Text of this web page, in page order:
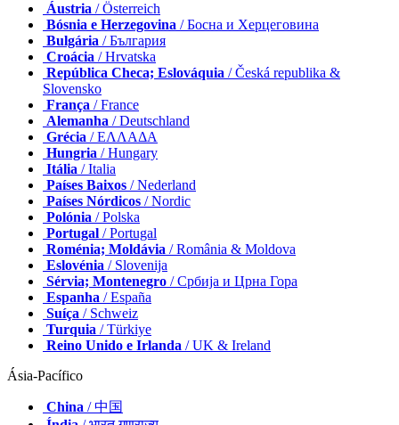
Áustria / Österreich
Bósnia e Herzegovina / Босна и Херцеговина
Bulgária / България
Croácia / Hrvatska
República Checa; Eslováquia / Česká republika &
Slovensko
França / France
Alemanha / Deutschland
Grécia / ΕΛΛΑΔΑ
Hungria / Hungary
Itália / Italia
Países Baixos / Nederland
Países Nórdicos / Nordic
Polónia / Polska
Portugal / Portugal
Roménia; Moldávia / România & Moldova
Eslovénia / Slovenija
Sérvia; Montenegro / Србија и Црна Гора
Espanha / España
Suíça / Schweiz
Turquia / Türkiye
Reino Unido e Irlanda / UK & Ireland
Ásia-Pacífico
China / 中国